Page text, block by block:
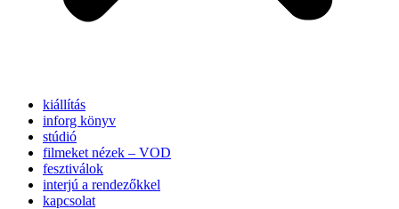
kiállítás
inforg könyv
stúdió
filmeket nézek – VOD
fesztiválok
interjú a rendezőkkel
kapcsolat